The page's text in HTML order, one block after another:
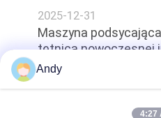
2025-12-31
Maszyna
tętnica nowoczesnej
Andy
4:27